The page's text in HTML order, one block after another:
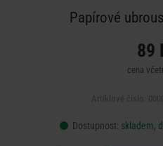
Papírové
89
cena
Dostupnost: skladem,